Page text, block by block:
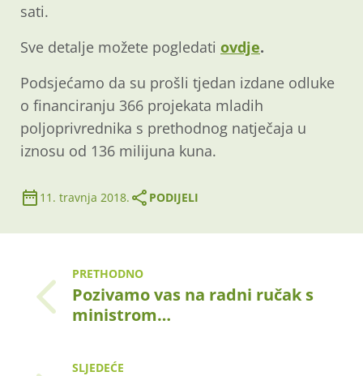
sati.
Sve detalje možete pogledati ovdje.
Podsjećamo da su prošli tjedan izdane odluke
o financiranju 366 projekata mladih
poljoprivrednika s prethodnog natječaja u
iznosu od 136 milijuna kuna.
11. travnja 2018. PODIJELI
PRETHODNO
Pozivamo vas na radni ručak s
ministrom…
SLJEDEĆE